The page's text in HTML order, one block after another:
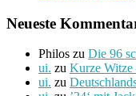
Neueste
Philos zu Die 96
ui. zu Kurze Witze
ui. zu